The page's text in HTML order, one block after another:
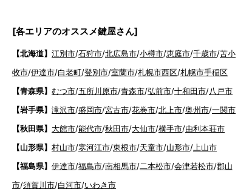
[各エリアのオススメ鍵屋さん]
【北海道】 江別市/石狩市/北広島市/小樽市/恵庭市/千歳市/苫小
牧市/伊達市/白老町/登別市/室蘭市/札幌市西区/札幌市手稲区
【青森県】 むつ市/五所川原市/青森市/弘前市/十和田市/八戸市
【岩手県】 滝沢市/盛岡市/宮古市/花巻市/北上市/奥州市/一関市
【秋田県】 大館市/能代市/秋田市/大仙市/横手市/由利本荘市
【山形県】 村山市/寒河江市/東根市/天童市/山形市/ 上山市
【福島県】 伊達市/福島市/南相馬市/二本松市/会津若松市/郡山
市/須賀川市/白河市/いわき市